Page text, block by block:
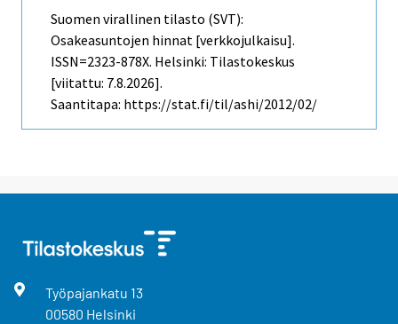
Suomen virallinen tilasto (SVT):
Osakeasuntojen hinnat [verkkojulkaisu].
ISSN=2323-878X. Helsinki: Tilastokeskus
[viitattu: 7.8.2026].
Saantitapa: https://stat.fi/til/ashi/2012/02/
Työpajankatu 13
00580 Helsinki